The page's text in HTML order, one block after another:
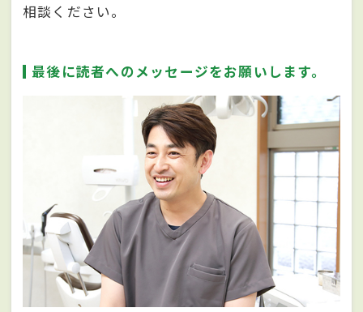
相談ください。
最後に読者へのメッセージをお願いします。